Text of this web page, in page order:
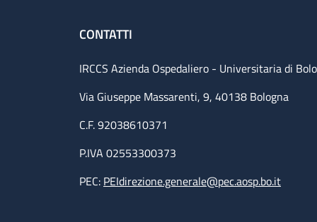
CONTATTI
IRCCS Azienda Ospedaliero - Universitaria di
Via Giuseppe Massarenti, 9, 40138 Bologna
C.F. 92038610371
P.IVA 02553300373
PEC: PEIdirezione.generale@pec.aosp.bo.it